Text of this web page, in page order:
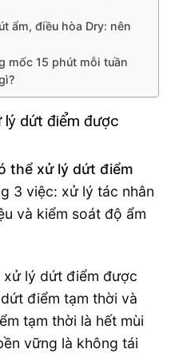
ẩm, điều hòa Dry: nên
mốc 15 phút mỗi tuần
dứt điểm được
thể xử lý dứt điểm
3 việc: xử lý tác nhân
và kiểm soát độ ẩm
xử lý dứt điểm được
điểm tạm thời và
tạm thời là hết mùi
vững là không tái